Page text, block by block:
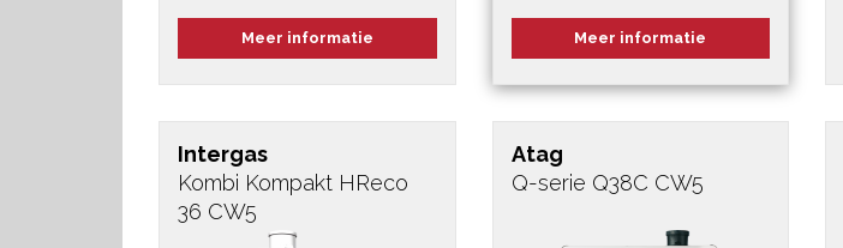
Meer informatie Meer informatie
Intergas
Kombi Kompakt HReco
36 CW5
Atag
Q-serie Q38C CW5